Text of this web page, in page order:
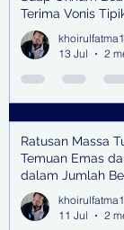
Terima Vonis
13 Jul
2
Ratusan Massa
Temuan Emas
dalam Jumlah
Lingkungan
Agung RI di
11 Jul
2